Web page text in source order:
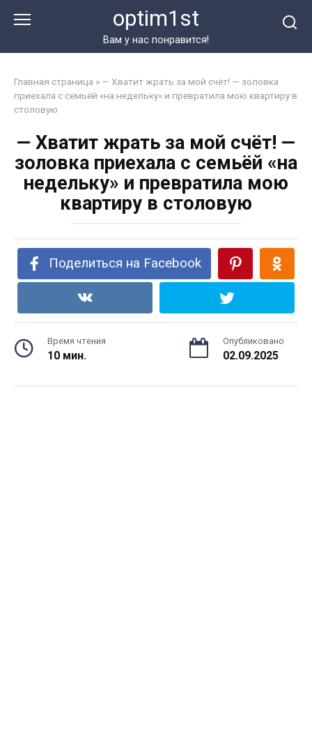
optim1st
Вам у нас понравится!
Главная страница » — Хватит жрать за мой счёт! — золовка
приехала с семьёй «на недельку» и превратила мою квартиру в
столовую
— Хватит жрать за мой счёт! —
золовка приехала с семьёй «на
недельку» и превратила мою
квартиру в столовую
Поделиться на Facebook
Время чтения
10 мин.
Опубликовано
02.09.2025